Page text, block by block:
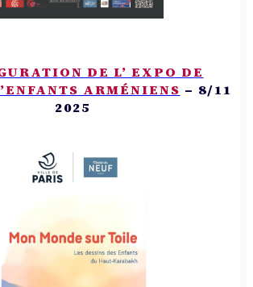
DE L’ EXPO DE
ARMÉNIENS – 8/11
2025